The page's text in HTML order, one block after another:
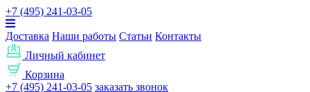
+7 (495) 241-03-05
Доставка Наши работы Статьи Контакты
Личный кабинет
Корзина
+7 (495) 241-03-05 заказать звонок